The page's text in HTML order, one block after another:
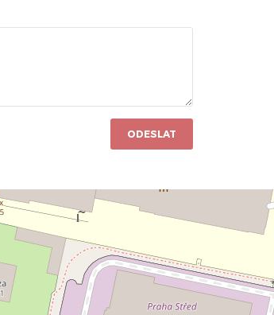
ODESLAT